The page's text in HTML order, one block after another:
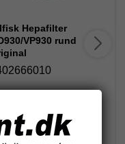
Hepafilter
VP930 rund
DKK
moms)